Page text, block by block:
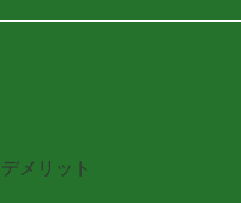
メリット